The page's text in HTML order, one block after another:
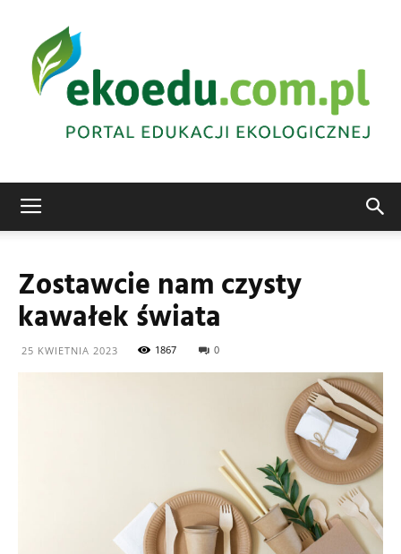
ekologiczna
Zostawcie nam czysty
kawałek świata
25 KWIETNIA 2023 1867 0